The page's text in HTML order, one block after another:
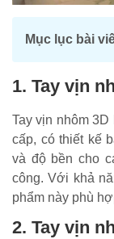
Mục lục bài
1. Tay vịn
Tay vịn nhôm
cấp, có thiết kế
và độ bền cho
công. Với khả
phẩm này phù
2. Tay vịn